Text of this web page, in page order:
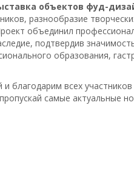
объектов фуд-
разнообразие
объединил
подтвердив
образования,
благодарим всех
самые актуальные